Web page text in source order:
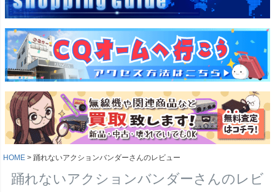
HOME 踊れないアクションバンダーさんのレビュー
踊れないアクションバンダーさんのレビ